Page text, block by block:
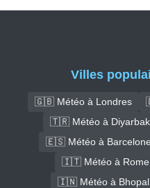
Villes
🇬🇧 Météo à Londres
🇹🇷 Météo à
🇪🇸 Météo à Barcelone
🇮🇹 Météo à Rome
🇮🇳 Météo à Bhopal